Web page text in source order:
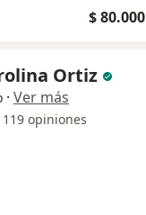
$ 80.000
Ortiz
· Ver más
119 opiniones